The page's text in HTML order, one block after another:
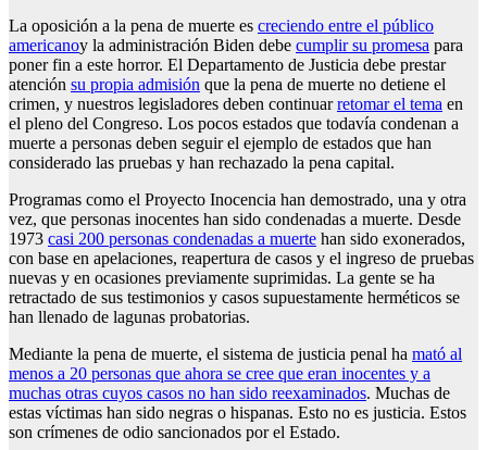
La oposición a la pena de muerte es creciendo entre el público
americanoy la administración Biden debe cumplir su promesa para
poner fin a este horror. El Departamento de Justicia debe prestar
atención su propia admisión que la pena de muerte no detiene el
crimen, y nuestros legisladores deben continuarretomar el tema en
el pleno del Congreso. Los pocos estados que todavía condenan a
muerte a personas deben seguir el ejemplo de estados que han
considerado las pruebas y han rechazado la pena capital.
Programas como el Proyecto Inocencia han demostrado, una y otra
vez, que personas inocentes han sido condenadas a muerte. Desde
1973 casi 200 personas condenadas a muerte han sido exonerados,
con base en apelaciones, reapertura de casos y el ingreso de pruebas
nuevas y en ocasiones previamente suprimidas. La gente se ha
retractado de sus testimonios y casos supuestamente herméticos se
han llenado de lagunas probatorias.
Mediante la pena de muerte, el sistema de justicia penal ha mató al
menos a 20 personas que ahora se cree que eran inocentes y a
muchas otras cuyos casos no han sido reexaminados. Muchas de
estas víctimas han sido negras o hispanas. Esto no es justicia. Estos
son crímenes de odio sancionados por el Estado.